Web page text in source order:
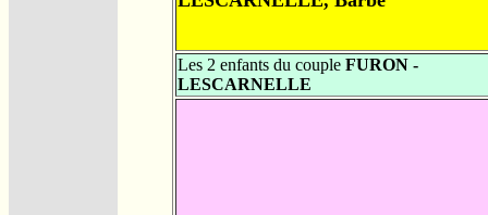
Les 2 enfants du couple FURON -
LESCARNELLE